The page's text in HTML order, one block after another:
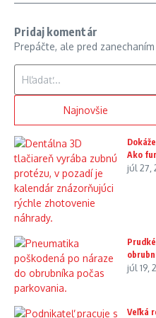
Pridaj komentár
Prepáčte, ale pred
Najnovšie
Ako
júl 27,
júl 19,
Veľká